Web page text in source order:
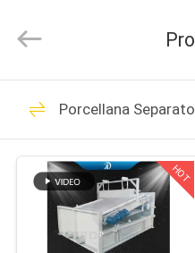
CASA
PRODOTTI
CIRCA
Machinery
Rights
macchina
separatore
Porcellana
HOT